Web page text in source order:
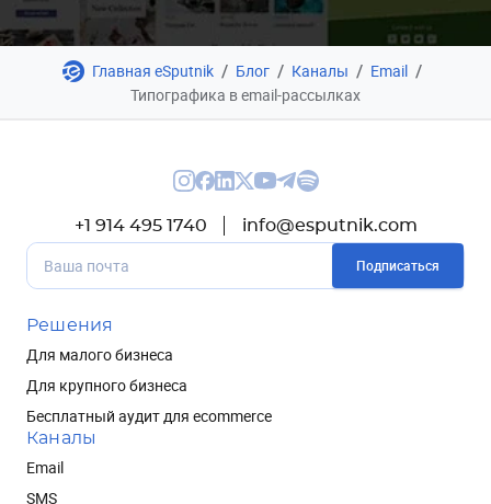
Главная eSputnik / Блог / Каналы / Email /
Типографика в email-рассылках
+1 914 495 1740 info@esputnik.com
Подписаться
Решения
Для малого бизнеса
Для крупного бизнеса
Бесплатный аудит для ecommerce
Каналы
Email
SMS